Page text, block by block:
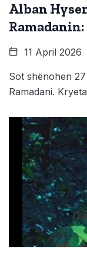
Alban
11 April 2026
Sot shënohen
Ramadani.